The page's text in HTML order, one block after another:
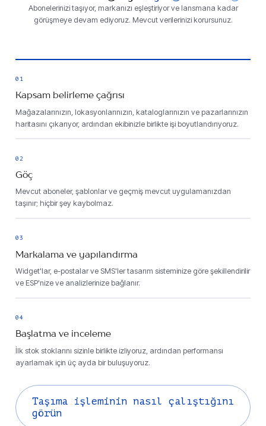
Abonelerinizi taşıyor, markanızı eşleştiriyor ve lansmana kadar
görüşmeye devam ediyoruz. Mevcut verilerinizi korursunuz.
01
Kapsam belirleme çağrısı
Mağazalarınızın, lokasyonlarınızın, kataloglarınızın ve pazarlarınızın
haritasını çıkarıyor, ardından ekibinizle birlikte işi boyutlandırıyoruz.
02
Göç
Mevcut aboneler, şablonlar ve geçmiş mevcut uygulamanızdan
taşınır; hiçbir şey kaybolmaz.
03
Markalama ve yapılandırma
Widget'lar, e-postalar ve SMS'ler tasarım sisteminize göre şekillendirilir
ve ESP'nize ve analizlerinize bağlanır.
04
Başlatma ve inceleme
İlk stok stoklarını sizinle birlikte izliyoruz, ardından performansı
ayarlamak için üç ayda bir buluşuyoruz.
Taşıma işleminin nasıl çalıştığını
görün